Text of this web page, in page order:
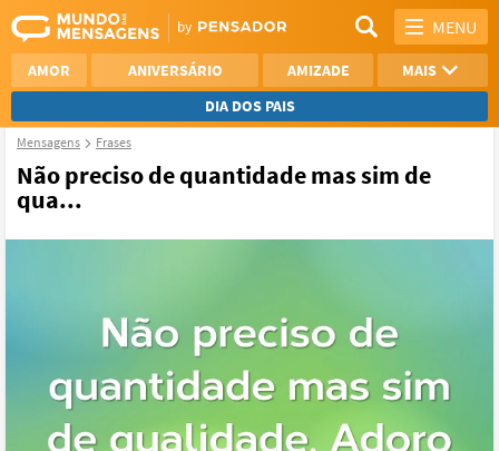
MENU
AMOR ANIVERSÁRIO AMIZADE
MAIS
DIA DOS PAIS
REFLEXÃO
AGRADECIMENTO
Mensagens Frases
Não preciso de quantidade mas sim de
qua...